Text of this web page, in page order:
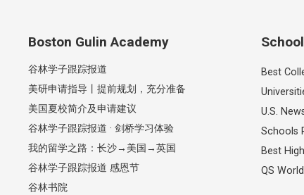
Boston Gulin Academy
谷林学子跟踪报道
美研申请指导丨提前规划，充分准备
美国夏校简介及申请建议
谷林学子跟踪报道 · 剑桥学习体验
我的留学之路：长沙→美国→英国
谷林学子跟踪报道 感恩节
谷林书院
Best
U.S.
Schools
Best
QS